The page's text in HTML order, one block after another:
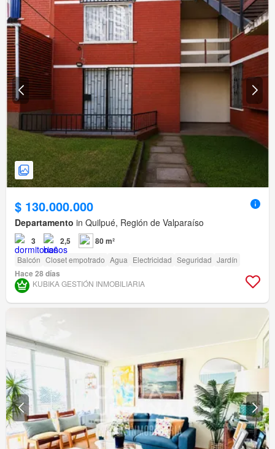
$ 130.000.000
Departamento in Quilpué, Región de Valparaíso
3 2,5 80 m²
Balcón Closet empotrado Agua Electricidad Seguridad Jardín
Hace 28 días
KUBIKA GESTIÓN INMOBILIARIA